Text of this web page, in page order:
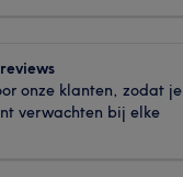
onze klanten, zodat je
verwachten bij elke